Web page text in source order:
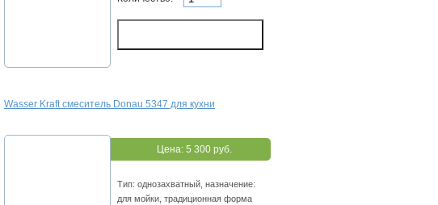
Wasser Kraft смеситель Donau 5347 для кухни
Цена: 5 300 руб.
Тип: однозахватный, назначение:
для мойки, традиционная форма